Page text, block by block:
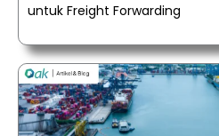
untuk Freight Forwarding